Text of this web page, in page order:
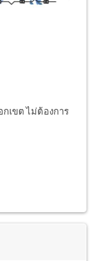
เขต ไม่ต้องการ